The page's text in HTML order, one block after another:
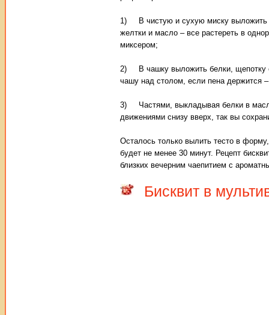
1) В чистую и сухую миску выложить
желтки и масло – все растереть в
миксером;
2) В чашку выложить белки, щепотку
чашу над столом, если пена держится
3) Частями, выкладывая белки в
движениями снизу вверх, так вы
Осталось только вылить тесто в
будет не менее 30 минут. Рецепт
близких вечерним чаепитием с
Бисквит в